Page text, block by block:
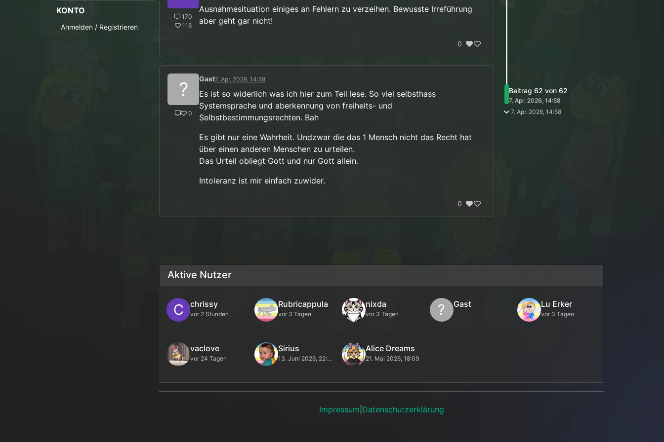
KONTO
Anmelden / Registrieren
um dann eine Lösungsmöglichkeit herauszufinden, mit der alle leben können.
170
116
Ausnahmesituation einiges an Fehlern zu verzeihen. Bewusste Irreführung
aber geht gar nicht!
0
?
0
Gast7. Apr. 2026, 14:58
Es ist so widerlich was ich hier zum Teil lese. So viel selbsthass
Systemsprache und aberkennung von freiheits- und
Selbstbestimmungsrechten. Bah
Es gibt nur eine Wahrheit. Undzwar die das 1 Mensch nicht das Recht hat
über einen anderen Menschen zu urteilen.
Das Urteil obliegt Gott und nur Gott allein.
Intoleranz ist mir einfach zuwider.
0
Beitrag 62 von 62
7. Apr. 2026, 14:58
7. Apr. 2026, 14:58
Aktive Nutzer
C chrissy
vor 2 Stunden
Rubricappula
vor 3 Tagen
nixda
vor 3 Tagen ? Gast Lu Erker
vor 3 Tagen
vaclove
vor 24 Tagen
Sirius
13. Juni 2026, 22:52
Alice Dreams
21. Mai 2026, 18:09
Impressum Datenschutzerklärung